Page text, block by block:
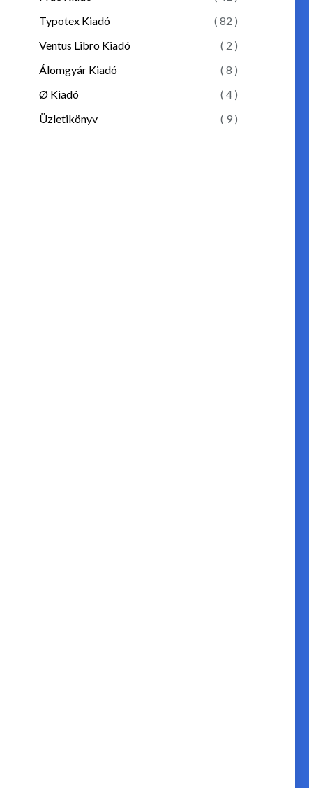
Typotex Kiadó
( 82 )
Ventus Libro Kiadó
( 2 )
Álomgyár Kiadó
( 8 )
Ø Kiadó
( 4 )
Üzletikönyv
( 9 )